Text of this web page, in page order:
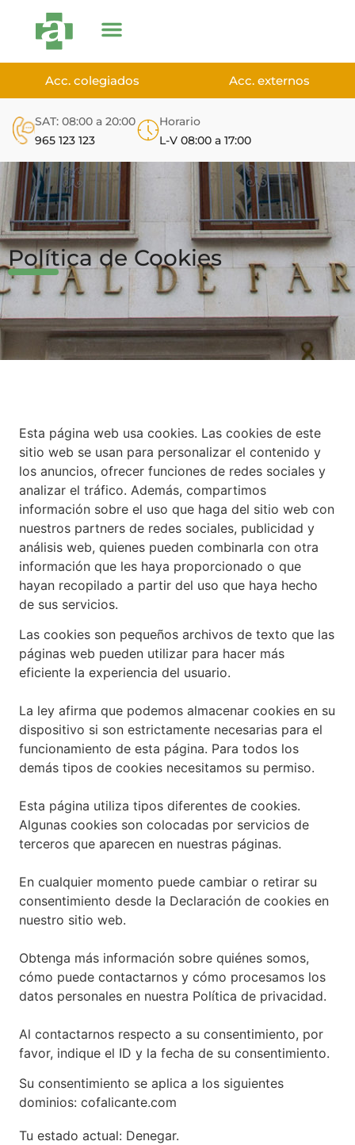
Acc. colegiados Acc. externos
SAT: 08:00 a 20:00
965 123 123
Horario
L-V 08:00 a 17:00
Política de Cookies
Esta página web usa cookies. Las cookies de este
sitio web se usan para personalizar el contenido y
los anuncios, ofrecer funciones de redes sociales y
analizar el tráfico. Además, compartimos
información sobre el uso que haga del sitio web con
nuestros partners de redes sociales, publicidad y
análisis web, quienes pueden combinarla con otra
información que les haya proporcionado o que
hayan recopilado a partir del uso que haya hecho
de sus servicios.
Las cookies son pequeños archivos de texto que las
páginas web pueden utilizar para hacer más
eficiente la experiencia del usuario.
La ley afirma que podemos almacenar cookies en su
dispositivo si son estrictamente necesarias para el
funcionamiento de esta página. Para todos los
demás tipos de cookies necesitamos su permiso.
Esta página utiliza tipos diferentes de cookies.
Algunas cookies son colocadas por servicios de
terceros que aparecen en nuestras páginas.
En cualquier momento puede cambiar o retirar su
consentimiento desde la Declaración de cookies en
nuestro sitio web.
Obtenga más información sobre quiénes somos,
cómo puede contactarnos y cómo procesamos los
datos personales en nuestra Política de privacidad.
Al contactarnos respecto a su consentimiento, por
favor, indique el ID y la fecha de su consentimiento.
Su consentimiento se aplica a los siguientes
dominios: cofalicante.com
Tu estado actual: Denegar.